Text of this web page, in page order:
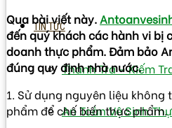
TIN TỨC
Thanh Tra – Kiếm
An Toàn Vệ Sinh
Qua bài viết này.
đến quý khách các hành vi bị
doanh thực phẩm. Đảm bảo
đúng quy định nhà nước.
1. Sử dụng nguyên liệu
phẩm để chế biến thực phẩm.